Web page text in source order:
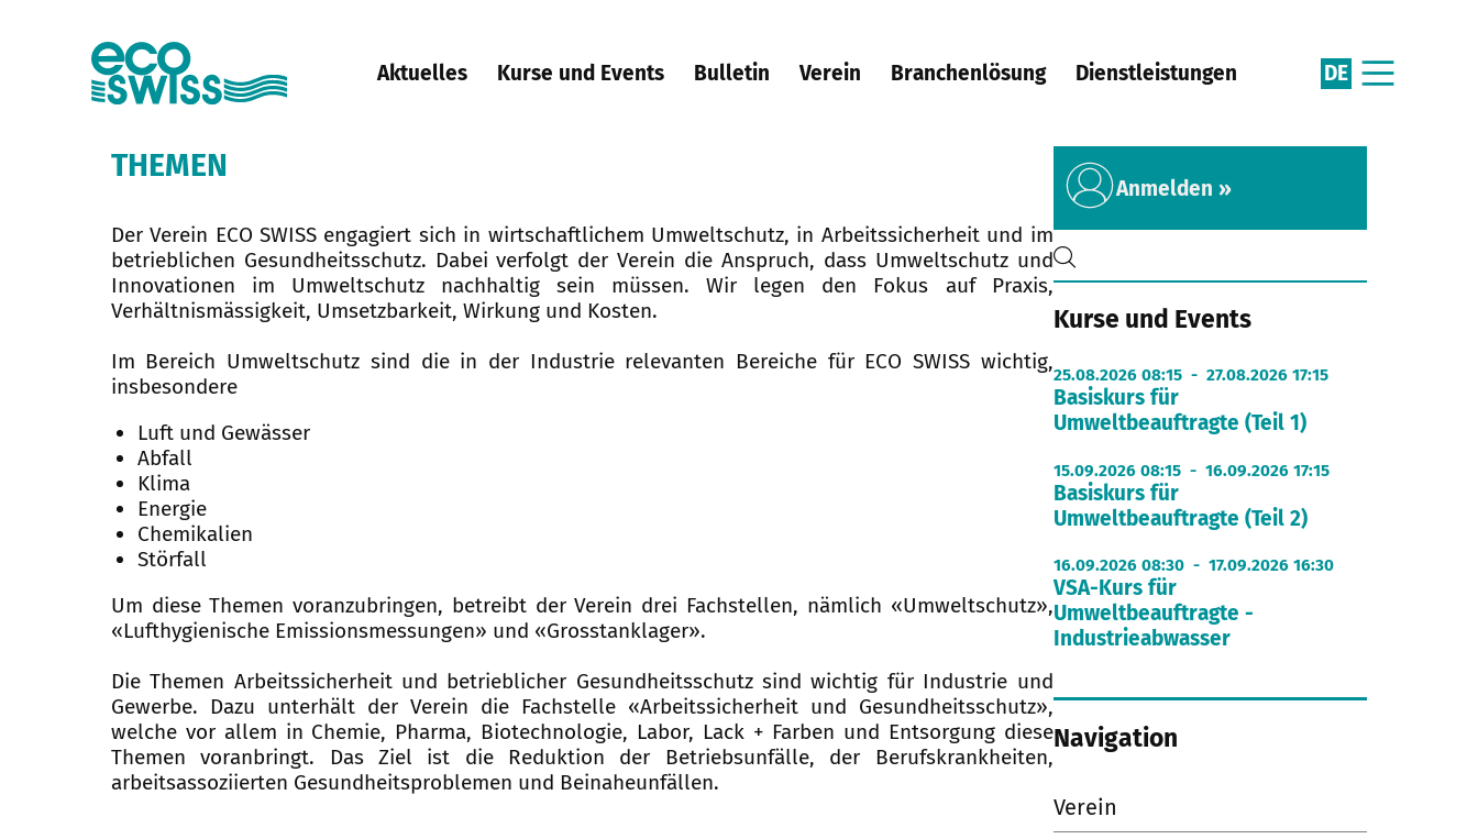
Aktuelles Kurse und Events Bulletin Verein Branchenlösung Dienstleistungen DE
THEMEN
Der Verein ECO SWISS engagiert sich in wirtschaftlichem Umweltschutz, in Arbeitssicherheit und im
betrieblichen Gesundheitsschutz. Dabei verfolgt der Verein die Anspruch, dass Umweltschutz und
Innovationen im Umweltschutz nachhaltig sein müssen. Wir legen den Fokus auf Praxis,
Verhältnismässigkeit, Umsetzbarkeit, Wirkung und Kosten.
Im Bereich Umweltschutz sind die in der Industrie relevanten Bereiche für ECO SWISS wichtig,
insbesondere
Luft und Gewässer
Abfall
Klima
Energie
Chemikalien
Störfall
Um diese Themen voranzubringen, betreibt der Verein drei Fachstellen, nämlich «Umweltschutz»,
«Lufthygienische Emissionsmessungen» und «Grosstanklager».
Die Themen Arbeitssicherheit und betrieblicher Gesundheitsschutz sind wichtig für Industrie und
Gewerbe. Dazu unterhält der Verein die Fachstelle «Arbeitssicherheit und Gesundheitsschutz»,
welche vor allem in Chemie, Pharma, Biotechnologie, Labor, Lack + Farben und Entsorgung diese
Themen voranbringt. Das Ziel ist die Reduktion der Betriebsunfälle, der Berufskrankheiten,
arbeitsassoziierten Gesundheitsproblemen und Beinaheunfällen.
Anmelden »
Kurse und Events
25.08.2026 08:15 - 27.08.2026 17:15
Basiskurs für
Umweltbeauftragte (Teil 1)
15.09.2026 08:15 - 16.09.2026 17:15
Basiskurs für
Umweltbeauftragte (Teil 2)
16.09.2026 08:30 - 17.09.2026 16:30
VSA-Kurs für
Umweltbeauftragte -
Industrieabwasser
Navigation
Verein